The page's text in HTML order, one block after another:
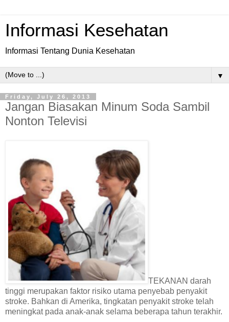
Informasi Kesehatan
Informasi Tentang Dunia Kesehatan
▼
Friday, July 26, 2013
Jangan Biasakan Minum Soda Sambil
Nonton Televisi
TEKANAN darah
tinggi merupakan faktor risiko utama penyebab penyakit
stroke. Bahkan di Amerika, tingkatan penyakit stroke telah
meningkat pada anak-anak selama beberapa tahun terakhir.